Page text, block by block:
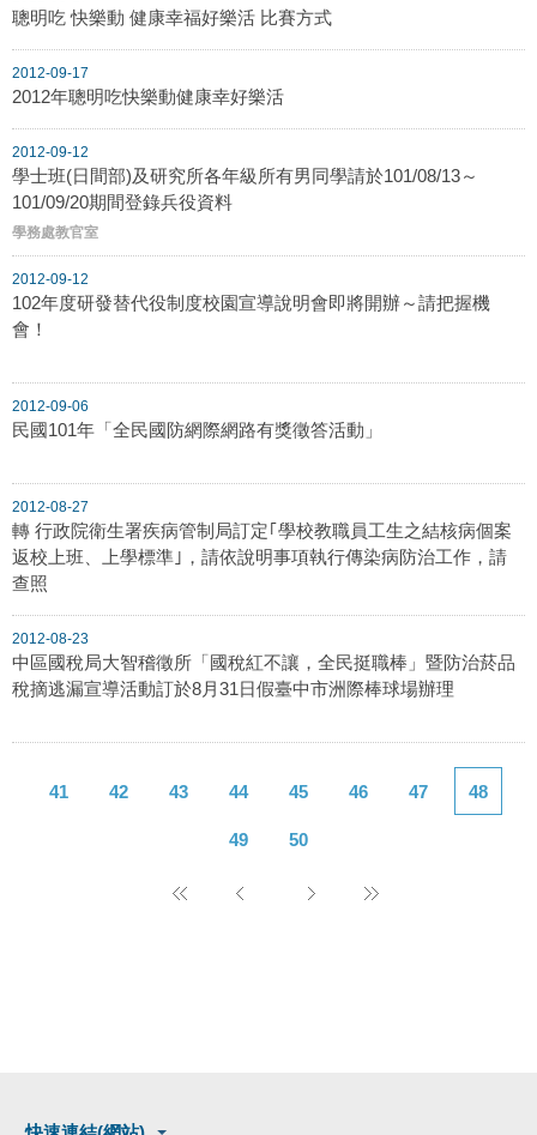
聰明吃 快樂動 健康幸福好樂活 比賽方式
2012-09-17
2012年聰明吃快樂動健康幸好樂活
2012-09-12
學士班(日間部)及研究所各年級所有男同學請於101/08/13～
101/09/20期間登錄兵役資料
學務處教官室
2012-09-12
102年度研發替代役制度校園宣導說明會即將開辦～請把握機
會！
2012-09-06
民國101年「全民國防網際網路有獎徵答活動」
2012-08-27
轉 行政院衛生署疾病管制局訂定｢學校教職員工生之結核病個案
返校上班、上學標準｣，請依說明事項執行傳染病防治工作，請
查照
2012-08-23
中區國稅局大智稽徵所「國稅紅不讓，全民挺職棒」暨防治菸品
稅摘逃漏宣導活動訂於8月31日假臺中市洲際棒球場辦理
41 42 43 44 45 46 47 48
49 50